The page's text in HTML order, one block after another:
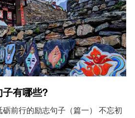
有哪些?
前行的励志句子（篇一） 不忘初